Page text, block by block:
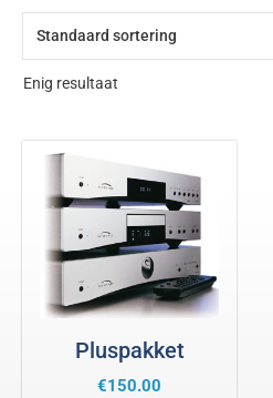
Enig resultaat
Pluspakket
€150.00